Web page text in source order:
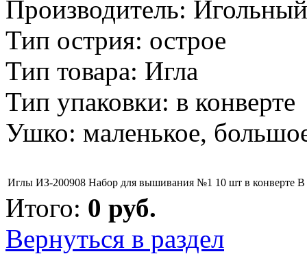
Производитель:
Тип острия: острое
Тип товара: Игла
Тип упаковки: в конверте
Ушко: маленькое,
Иглы ИЗ-200908 Набор для вышивания №1 10 шт в конверте В
Итого: 0 руб.
Вернуться в раздел